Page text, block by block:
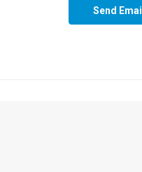
Send Email